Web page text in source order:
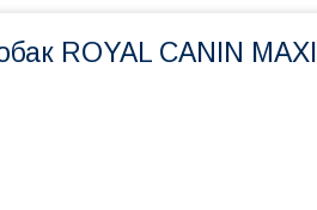
ROYAL CANIN MAXI